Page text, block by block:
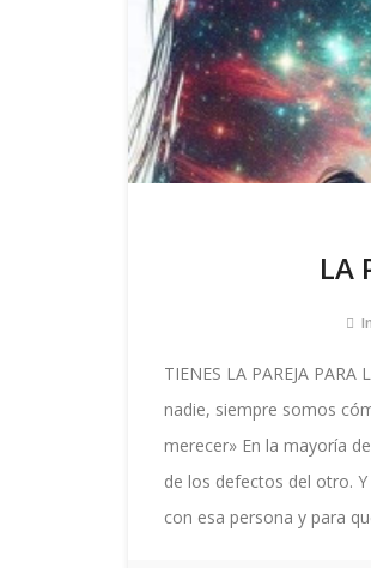
LA
TIENES LA PAREJA
nadie, siempre somos
merecer» En la mayoría
de los defectos del otro.
con esa persona y para